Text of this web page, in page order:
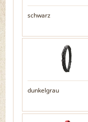
schwarz
dunkelgrau